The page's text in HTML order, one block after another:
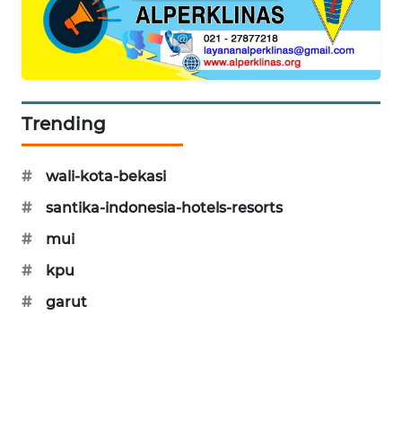
Trending
#
wali-kota-bekasi
#
santika-indonesia-hotels-resorts
#
mui
#
kpu
#
garut
ENERGI
NEWS
CILEUNGSI
NEWS
BERKAT
NEWS
BERAMPU
ANUGERAH